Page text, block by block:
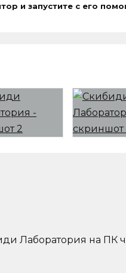
и запустите с его
Лаборатория на ПК